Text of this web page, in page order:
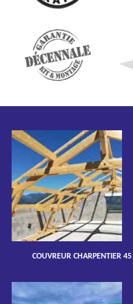
COUVREUR CHARPENTIER 45